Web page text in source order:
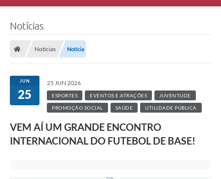
Notícias
Notícias Notícia
JUN
25
25 JUN 2026
ESPORTES EVENTOS E ATRAÇÕES JUVENTUDE
PROMOÇÃO SOCIAL SAÚDE UTILIDADE PÚBLICA
VEM AÍ UM GRANDE ENCONTRO
INTERNACIONAL DO FUTEBOL DE BASE!